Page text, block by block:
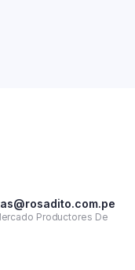
Productores De